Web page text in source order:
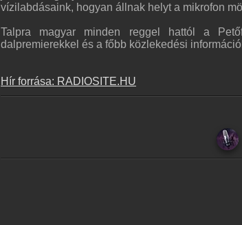
vízilabdásaink, hogyan állnak helyt a mikrofon
Talpra magyar minden reggel hattól a
dalpremierekkel és a főbb közlekedési
Hír forrása: RADIOSITE.HU